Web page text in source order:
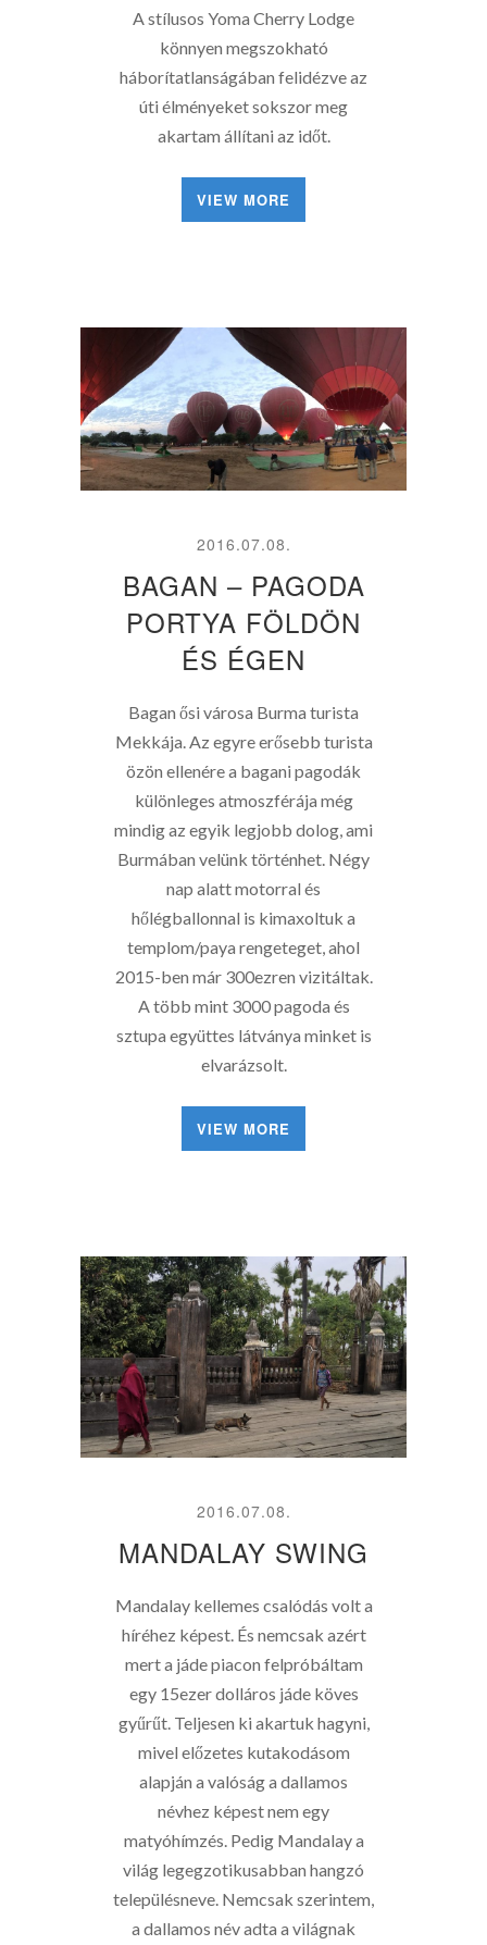
A stílusos Yoma Cherry Lodge
könnyen megszokható
háborítatlanságában felidézve az
úti élményeket sokszor meg
akartam állítani az időt.
VIEW MORE
2016.07.08.
BAGAN – PAGODA
PORTYA FÖLDÖN
ÉS ÉGEN
Bagan ősi városa Burma turista
Mekkája. Az egyre erősebb turista
özön ellenére a bagani pagodák
különleges atmoszférája még
mindig az egyik legjobb dolog, ami
Burmában velünk történhet. Négy
nap alatt motorral és
hőlégballonnal is kimaxoltuk a
templom/paya rengeteget, ahol
2015-ben már 300ezren vizitáltak.
A több mint 3000 pagoda és
sztupa együttes látványa minket is
elvarázsolt.
VIEW MORE
2016.07.08.
MANDALAY SWING
Mandalay kellemes csalódás volt a
híréhez képest. És nemcsak azért
mert a jáde piacon felpróbáltam
egy 15ezer dolláros jáde köves
gyűrűt. Teljesen ki akartuk hagyni,
mivel előzetes kutakodásom
alapján a valóság a dallamos
névhez képest nem egy
matyóhímzés. Pedig Mandalay a
világ legegzotikusabban hangzó
településneve. Nemcsak szerintem,
a dallamos név adta a világnak